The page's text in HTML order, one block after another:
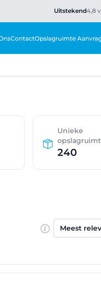
Uitstekend4,8
ContactOpslagruimte
Unieke
240
Sorteren op